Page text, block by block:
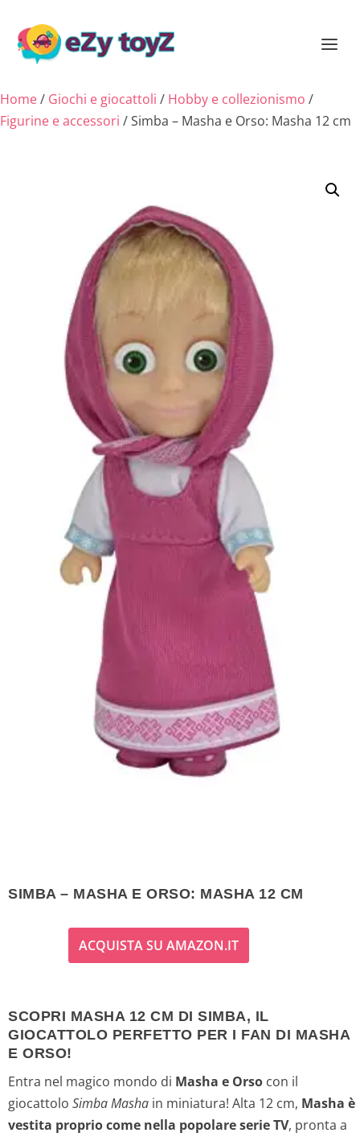
Home/ Giochi e giocattoli / Hobby e collezionismo /
Figurine e accessori / Simba – Masha e Orso: Masha 12 cm
SIMBA – MASHA E ORSO: MASHA 12 CM
ACQUISTA SU AMAZON.IT
SCOPRI MASHA 12 CM DI SIMBA, IL
GIOCATTOLO PERFETTO PER I FAN DI MASHA
E ORSO!
Entra nel magico mondo di Masha e Orso con il
giocattolo Simba Masha in miniatura! Alta 12 cm, Masha è
vestita proprio come nella popolare serie TV, pronta a